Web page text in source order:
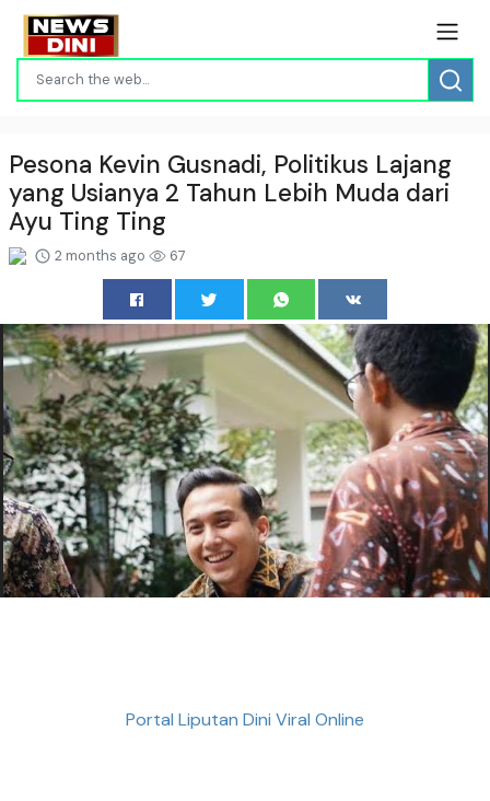
Pesona Kevin Gusnadi, Politikus Lajang
yang Usianya 2 Tahun Lebih Muda dari
Ayu Ting Ting
2 months ago 67
Portal Liputan Dini Viral Online